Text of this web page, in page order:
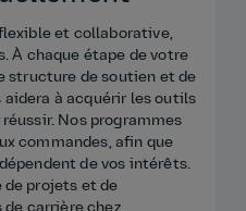
flexible et collaborative,
À chaque étape de votre
structure de soutien et de
à acquérir les outils
Nos programmes
commandes, afin que
de vos intérêts.
de projets et de